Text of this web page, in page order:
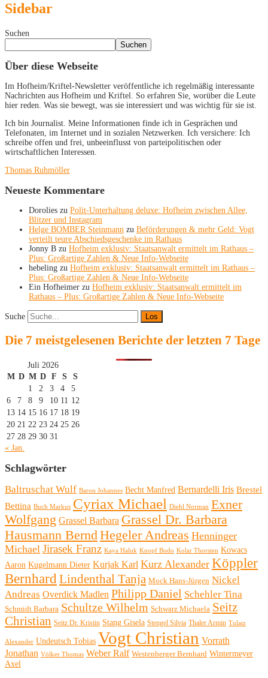
Sidebar
Suchen
Suchen
Über diese Webseite
Im Hofheim/Kriftel-Newsletter veröffentliche ich regelmäßig interessante
Nachrichten aus Hofheim und Kriftel. So erfahren Sie, worüber die Leute
hier reden. Was sie bewegt, was sie interessiert und was wichtig für sie ist.
Ich bin Journalist. Meine Informationen finde ich in Gesprächen und
Telefonaten, im Internet und in sozialen Netzwerken. Ich versichere: Ich
schreibe offen und frei, unbeeinflusst von parteipolitischen oder
wirtschaftlichen Interessen.
Thomas Ruhmöller
Neueste Kommentare
Dorolies zu Polit-Unterhaltung deluxe: Hofheim zwischen Allee,
Blitzer und Instagram
Helge BOMBER Steinmann zu Beförderungen & mehr Geld: Vogt
verteilt teure Abschiedsgeschenke im Rathaus
Jonny B zu Hofheim exklusiv: Staatsanwalt ermittelt im Rathaus –
Plus: Großartige Zahlen & Neue Info-Webseite
hebeling zu Hofheim exklusiv: Staatsanwalt ermittelt im Rathaus –
Plus: Großartige Zahlen & Neue Info-Webseite
Ein Hofheimer zu Hofheim exklusiv: Staatsanwalt ermittelt im
Rathaus – Plus: Großartige Zahlen & Neue Info-Webseite
Suche
Die 7 meistgelesenen Berichte der letzten 7 Tage
Juli 2026
M D M D F S
S
1
2 3 4
5
6
7 8 9 10 11 12
13 14 15 16 17 18 19
20 21 22 23 24 25 26
27 28 29 30 31
« Jan.
Schlagwörter
Baltruschat Wulf Baron Johannes Becht Manfred Bernardelli Iris Brestel
Bettina Buch Markus Cyriax Michael Diehl Norman Exner
Wolfgang Grassel Barbara Grassel Dr. Barbara
Hausmann Bernd Hegeler Andreas Henninger
Michael Jirasek Franz Kaya Haluk Knopf Bodo Kolar Thorsten Kowacs
Aaron Kugelmann Dieter Kurjak Karl Kurz Alexander Köppler
Bernhard Lindenthal Tanja Mock Hans-Jürgen Nickel
Andreas Overdick Madlen Philipp Daniel Schehler Tina
Schmidt Barbara Schultze Wilhelm Schwarz Michaela Seitz
Christian Seitz Dr. Kristin Stang Gisela Stengel Silvia Thaler Armin Tulatz
Alexander Undeutsch Tobias Vogt Christian Vorrath
Jonathan Völker Thomas Weber Ralf Westenberger Bernhard Wintermeyer
Axel